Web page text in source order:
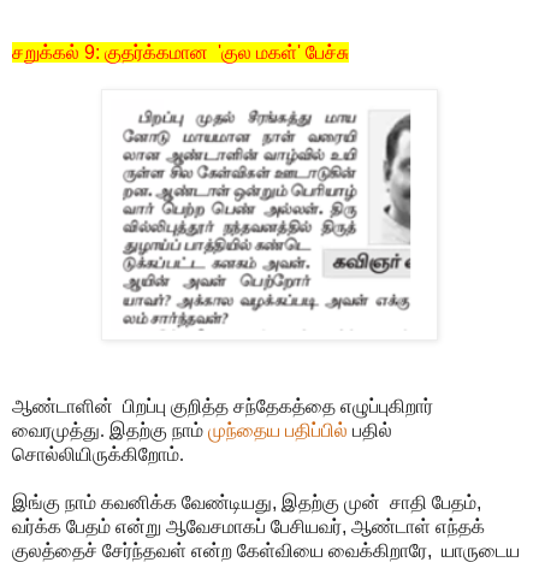
சறுக்கல் 9: குதர்க்கமான 'குல மகள்' பேச்சு
ஆண்டாளின் பிறப்பு குறித்த சந்தேகத்தை எழுப்புகிறார்
வைரமுத்து. இதற்கு நாம் முந்தைய பதிப்பில் பதில்
சொல்லியிருக்கிறோம்.
இங்கு நாம் கவனிக்க வேண்டியது, இதற்கு முன் சாதி பேதம்,
வர்க்க பேதம் என்று ஆவேசமாகப் பேசியவர், ஆண்டாள் எந்தக்
குலத்தைச் சேர்ந்தவள் என்ற கேள்வியை வைக்கிறாரே, யாருடைய